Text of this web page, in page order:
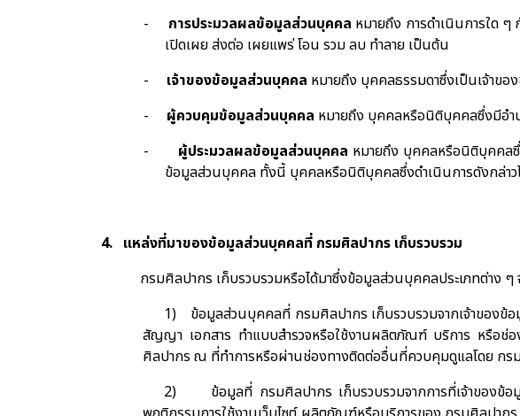
-
การประมวลผลข้อมูลส่วนบุคคล หมายถึง การดำเนินการใด
เปิดเผย ส่งต่อ เผยแพร่ โอน รวม ลบ ทำลาย เป็นต้น
-
เจ้าของข้อมูลส่วนบุคคล หมายถึง บุคคลธรรมดาซึ่งเป็นเจ้าข
-
ผู้ควบคุมข้อมูลส่วนบุคคล หมายถึง บุคคลหรือนิติบุคคลซึ่งมีอำ
-
ผู้ประมวลผลข้อมูลส่วนบุคคล หมายถึง บุคคลหรือนิติบุคคล
ข้อมูลส่วนบุคคล ทั้งนี้ บุคคลหรือนิติบุคคลซึ่งดำเนินการดังกล่า
4. แหล่งที่มาของข้อมูลส่วนบุคคลที่ กรมศิลปากร เก็บรวบรวม
กรมศิลปากร เก็บรวบรวมหรือได้มาซึ่งข้อมูลส่วนบุคคลประเภทต่าง
1)
ข้อมูลส่วนบุคคลที่ กรมศิลปากร เก็บรวบรวมจากเจ้าของข้
สัญญา เอกสาร ทำแบบสำรวจหรือใช้งานผลิตภัณฑ์ บริการ หรือช่
ศิลปากร ณ ที่ทำการหรือผ่านช่องทางติดต่ออื่นที่ควบคุมดูแลโดย กร
2)
ข้อมูลที่ กรมศิลปากร เก็บรวบรวมจากการที่เจ้าของ